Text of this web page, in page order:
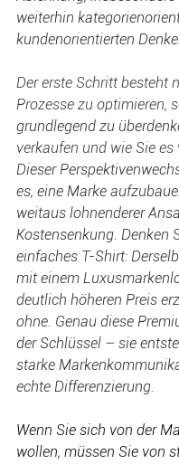
weiterhin
kundenorientierten
Der erste Schritt besteht
Prozesse zu optimieren,
grundlegend zu
verkaufen und wie Sie es
Dieser
es, eine Marke
weitaus lohnenderer
Kostensenkung. Denken
einfaches T-Shirt:
mit einem
deutlich höheren Preis
ohne. Genau diese
der Schlüssel – sie
starke
echte Differenzierung.
Wenn Sie sich von der
wollen, müssen Sie von